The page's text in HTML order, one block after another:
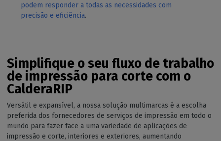
podem responder a todas as necessidades com
precisão e eficiência.
Simplifique o seu fluxo de trabalho
de impressão para corte com o
CalderaRIP
Versátil e expansível, a nossa solução multimarcas é a escolha
preferida dos fornecedores de serviços de impressão em todo o
mundo para fazer face a uma variedade de aplicações de
impressão e corte, interiores e exteriores, aumentando